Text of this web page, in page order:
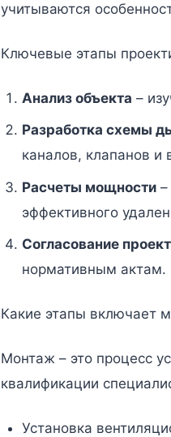
учитываются
Ключевые этапы
Анализ объекта –
Разработка схемы
каналов, клапанов и
Расчеты мощности–
эффективного
Согласование
нормативным актам.
Какие этапы включает
Монтаж – это процесс
квалификации
Установка